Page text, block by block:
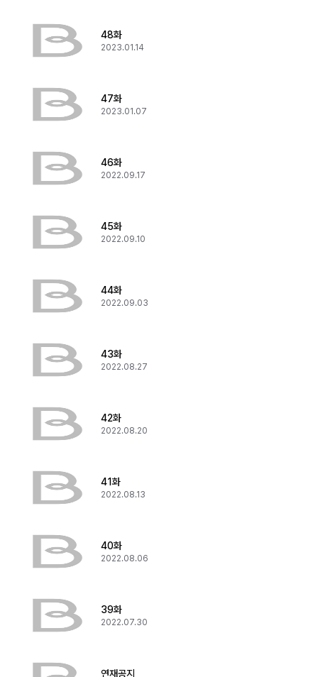
48화
2023.01.14
47화
2023.01.07
46화
2022.09.17
45화
2022.09.10
44화
2022.09.03
43화
2022.08.27
42화
2022.08.20
41화
2022.08.13
40화
2022.08.06
39화
2022.07.30
연재공지